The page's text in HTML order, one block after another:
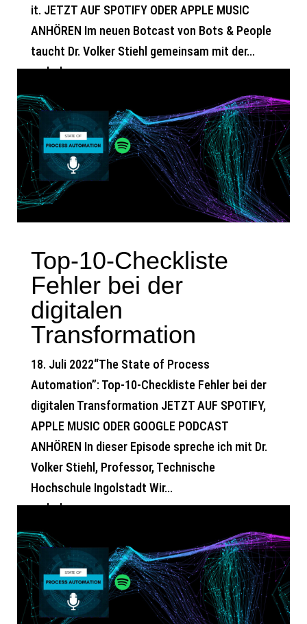
it. JETZT AUF SPOTIFY ODER APPLE MUSIC
ANHÖREN Im neuen Botcast von Bots & People
taucht Dr. Volker Stiehl gemeinsam mit der...
mehr lesen
Top-10-Checkliste
Fehler bei der
digitalen
Transformation
18. Juli 2022“The State of Process
Automation”: Top-10-Checkliste Fehler bei der
digitalen Transformation JETZT AUF SPOTIFY,
APPLE MUSIC ODER GOOGLE PODCAST
ANHÖREN In dieser Episode spreche ich mit Dr.
Volker Stiehl, Professor, Technische
Hochschule Ingolstadt Wir...
mehr lesen